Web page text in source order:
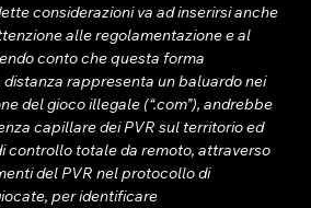
considerazioni va ad inserirsi anche
alle regolamentazione e al
conto che questa forma
rappresenta un baluardo nei
del gioco illegale (“.com”), andrebbe
capillare dei PVR sul territorio ed
controllo totale da remoto, attraverso
del PVR nel protocollo di
per identificare